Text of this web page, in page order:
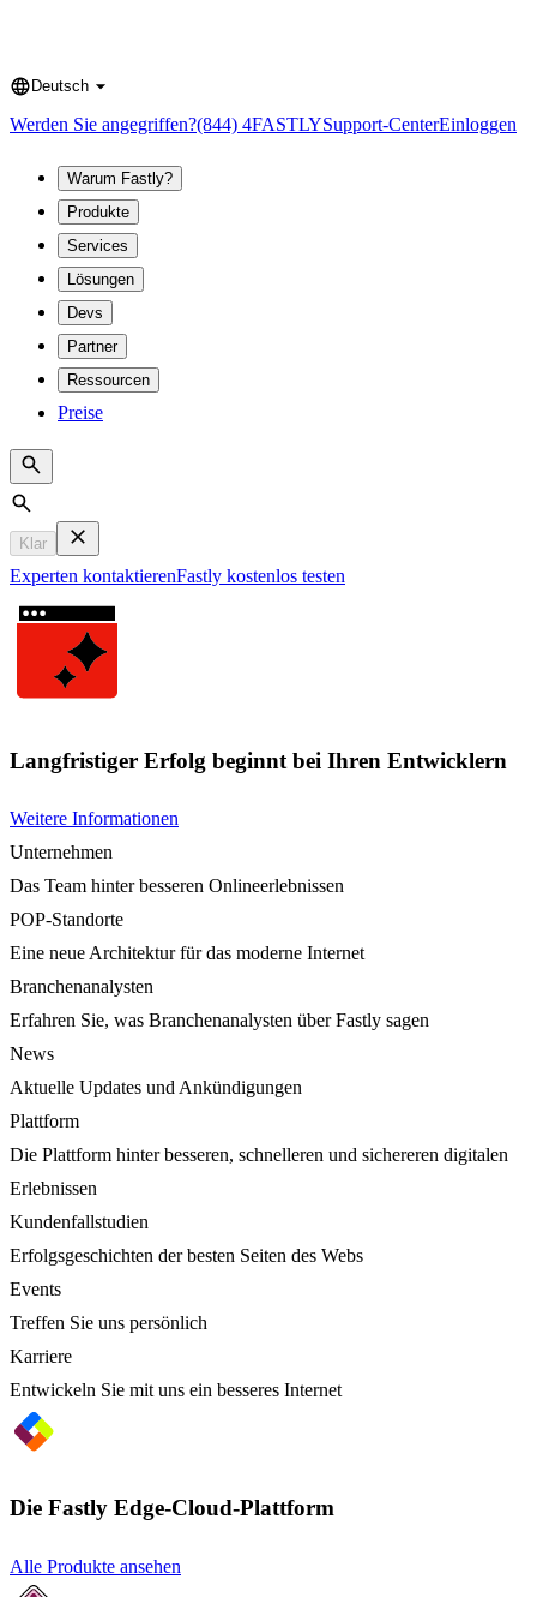
Language
Deutsch
Werden Sie angegriffen?(844) 4FASTLYSupport-CenterEinloggen
Warum Fastly?
Produkte
Services
Lösungen
Devs
Partner
Ressourcen
Preise
Search
Klar
Experten kontaktierenFastly kostenlos testen
Langfristiger Erfolg beginnt bei Ihren Entwicklern
Weitere Informationen
Unternehmen
Das Team hinter besseren Onlineerlebnissen
POP-Standorte
Eine neue Architektur für das moderne Internet
Branchenanalysten
Erfahren Sie, was Branchenanalysten über Fastly sagen
News
Aktuelle Updates und Ankündigungen
Plattform
Die Plattform hinter besseren, schnelleren und sichereren digitalen
Erlebnissen
Kundenfallstudien
Erfolgsgeschichten der besten Seiten des Webs
Events
Treffen Sie uns persönlich
Karriere
Entwickeln Sie mit uns ein besseres Internet
Die Fastly Edge-Cloud-Plattform
Alle Produkte ansehen